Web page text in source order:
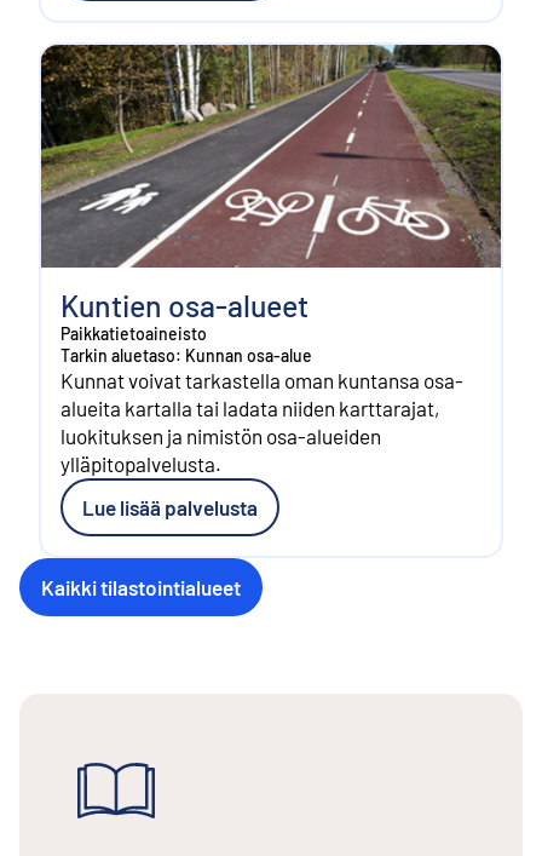
Kuntien osa-alueet
Paikkatietoaineisto
Tarkin aluetaso: Kunnan osa-alue
Kunnat voivat tarkastella oman kuntansa osa-
alueita kartalla tai ladata niiden karttarajat,
luokituksen ja nimistön osa-alueiden
ylläpitopalvelusta.
Lue lisää palvelusta
Kaikki tilastointialueet